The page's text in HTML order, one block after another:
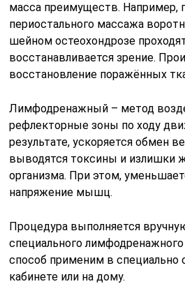
масса преимуществ. Например,
периостального массажа
шейном остеохондрозе
восстанавливается зрение.
восстановление поражённых
Лимфодренажный – метод
рефлекторные зоны по ходу
результате, ускоряется обмен
выводятся токсины и излишки
организма. При этом,
напряжение мышц.
Процедура выполняется
специального
способ применим в специально
кабинете или на дому.